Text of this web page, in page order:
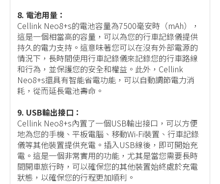
8. 電池用量：
Cellink Neo8+s的電池容量為7500毫安時（mAh），
這是一個相當高的容量，可以為您的行車記錄儀提供
持久的電力支持。這意味著您可以在沒有外部電源的
情況下，長時間使用行車記錄儀來記錄您的行車路線
和行為，並保護您的安全和權益。此外，Cellink
Neo8+s還具有智能省電功能，可以自動調節電力消
耗，從而延長電池壽命。
9. USB輸出接口：
Cellink Neo8+s內置了一個USB輸出接口，可以方便
地為您的手機、平板電腦、移動Wi-Fi裝置、行車記錄
儀等其他裝置提供充電。插入USB線後，即可開始充
電。這是一個非常實用的功能，尤其是當您需要長時
間開車旅行時，可以確保您的其他裝置始終處於充電
狀態，以確保您的行程更加順利。